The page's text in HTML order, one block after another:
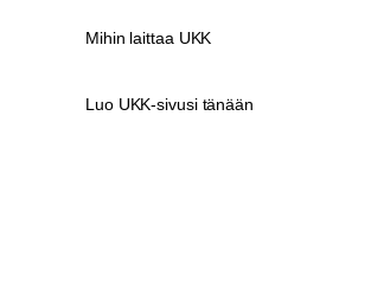
Mihin laittaa UKK
Luo UKK-sivusi tänään